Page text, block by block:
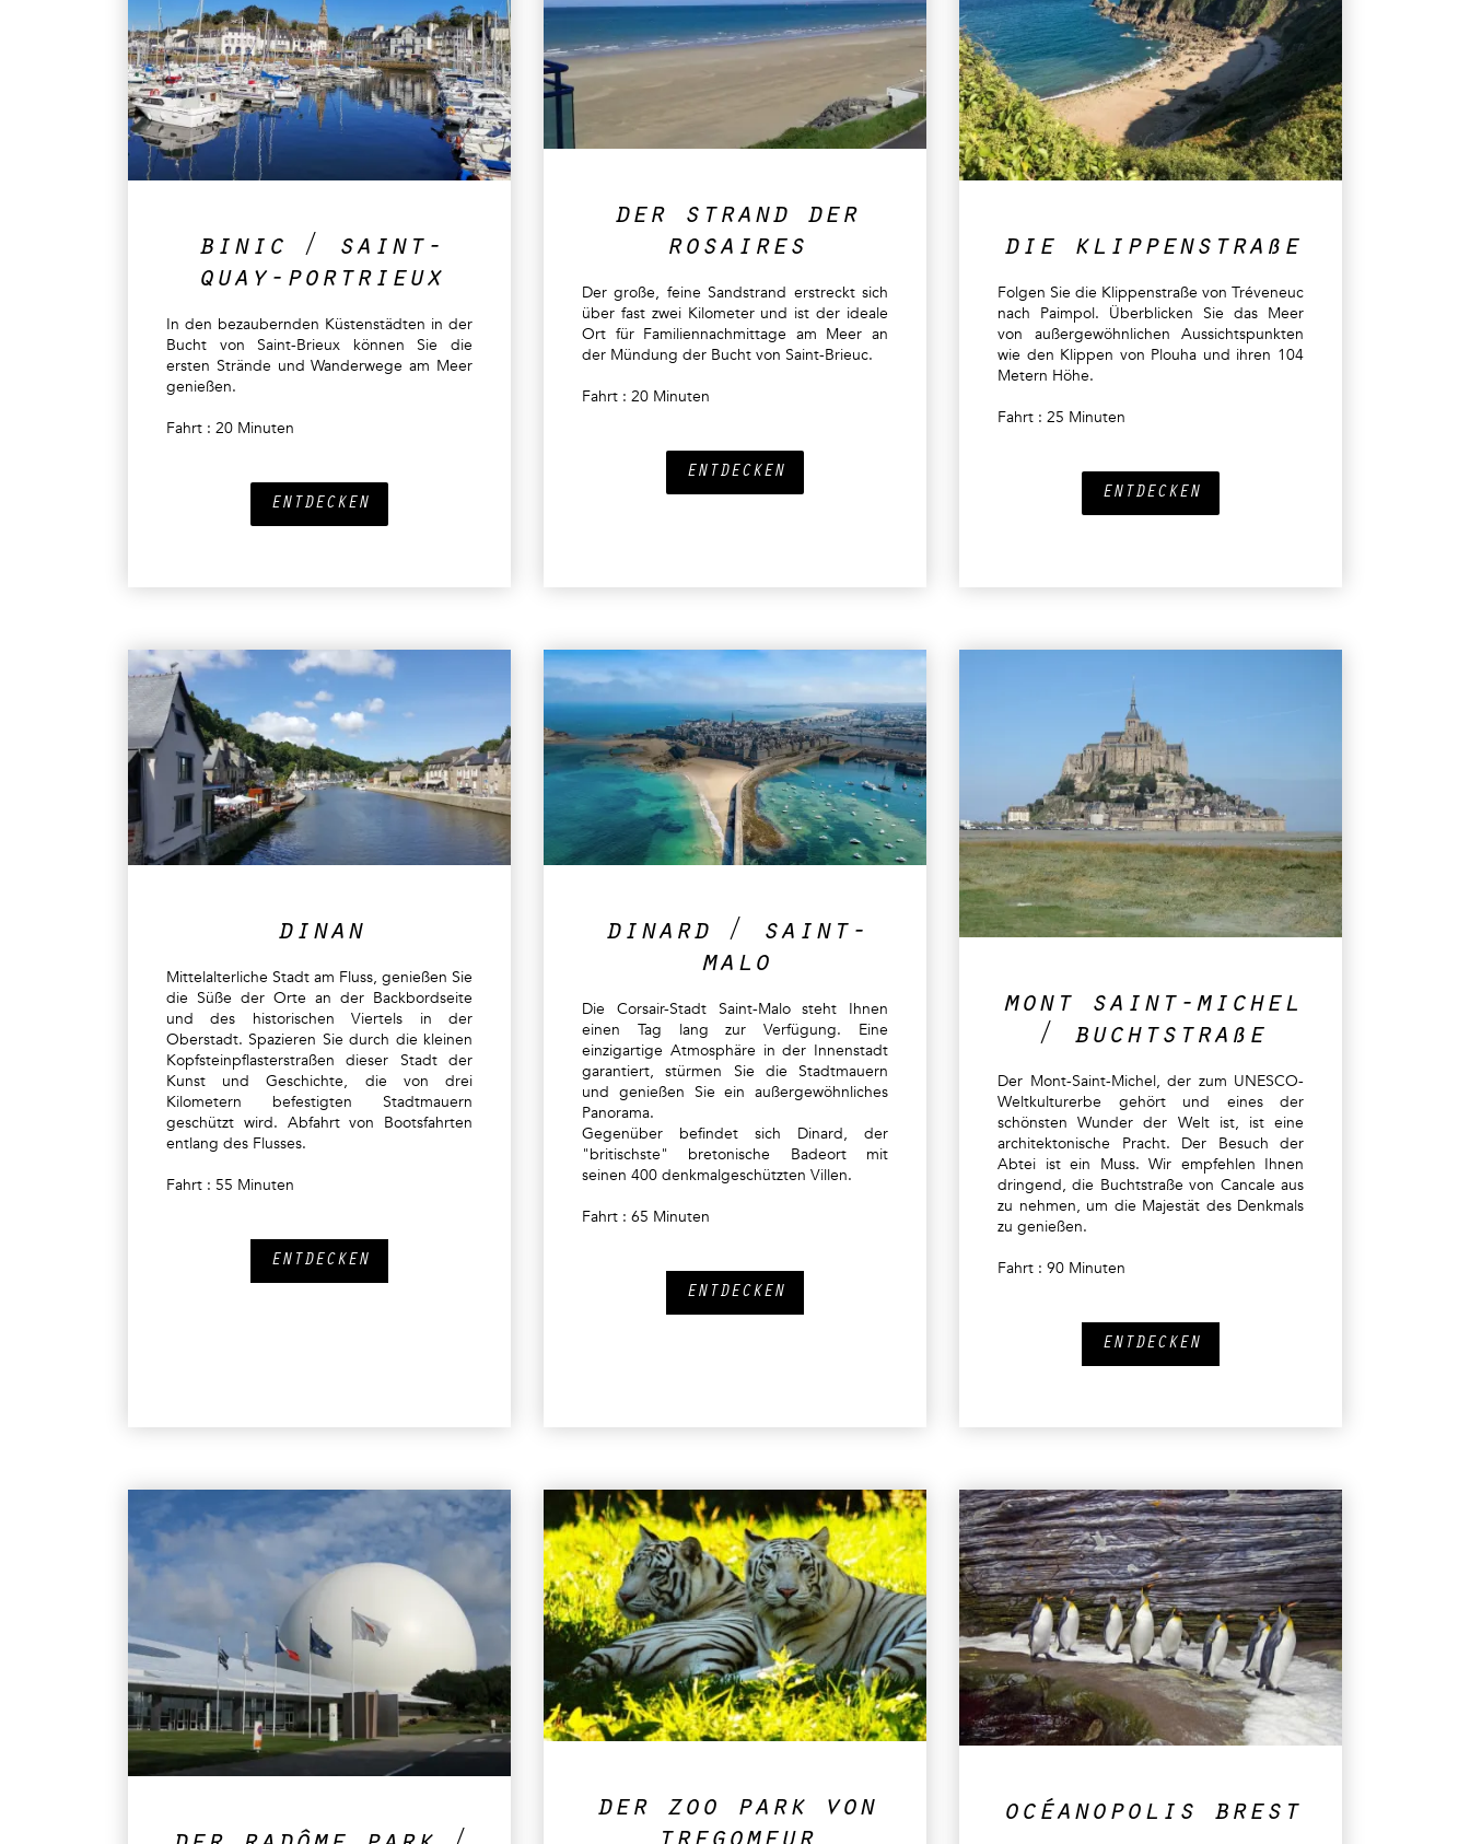
binic / saint-
quay-portrieux
In den bezaubernden Küstenstädten in der
Bucht von Saint-Brieux können Sie die
ersten Strände und Wanderwege am Meer
genießen.
Fahrt : 20 Minuten
ENTDECKEN
der strand der
rosaires
Der große, feine Sandstrand erstreckt sich
über fast zwei Kilometer und ist der ideale
Ort für Familiennachmittage am Meer an
der Mündung der Bucht von Saint-Brieuc.
Fahrt : 20 Minuten
ENTDECKEN
die klippenstraße
Folgen Sie die Klippenstraße von Tréveneuc
nach Paimpol. Überblicken Sie das Meer
von außergewöhnlichen Aussichtspunkten
wie den Klippen von Plouha und ihren 104
Metern Höhe.
Fahrt : 25 Minuten
ENTDECKEN
dinan
Mittelalterliche Stadt am Fluss, genießen Sie
die Süße der Orte an der Backbordseite
und des historischen Viertels in der
Oberstadt. Spazieren Sie durch die kleinen
Kopfsteinpflasterstraßen dieser Stadt der
Kunst und Geschichte, die von drei
Kilometern befestigten Stadtmauern
geschützt wird. Abfahrt von Bootsfahrten
entlang des Flusses.
Fahrt : 55 Minuten
ENTDECKEN
dinard / saint-
malo
Die Corsair-Stadt Saint-Malo steht Ihnen
einen Tag lang zur Verfügung. Eine
einzigartige Atmosphäre in der Innenstadt
garantiert, stürmen Sie die Stadtmauern
und genießen Sie ein außergewöhnliches
Panorama.
Gegenüber befindet sich Dinard, der
"britischste" bretonische Badeort mit
seinen 400 denkmalgeschützten Villen.
Fahrt : 65 Minuten
ENTDECKEN
mont saint-michel
/ buchtstraße
Der Mont-Saint-Michel, der zum UNESCO-
Weltkulturerbe gehört und eines der
schönsten Wunder der Welt ist, ist eine
architektonische Pracht. Der Besuch der
Abtei ist ein Muss. Wir empfehlen Ihnen
dringend, die Buchtstraße von Cancale aus
zu nehmen, um die Majestät des Denkmals
zu genießen.
Fahrt : 90 Minuten
ENTDECKEN
der zoo park von
océanopolis brest